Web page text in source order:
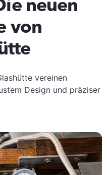
neuen
von
vereinen
Design und präziser